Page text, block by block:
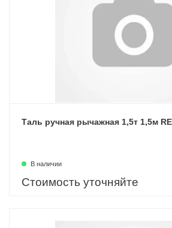
Таль ручная рычажная 1,5т 1,5м
В наличии
Стоимость уточняйте